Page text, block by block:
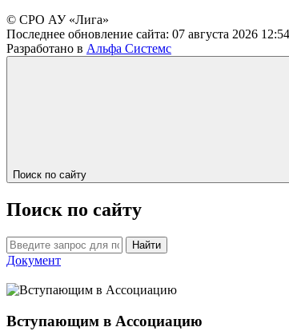
© СРО АУ «Лига»
Последнее обновление сайта: 07 августа 2026
Разработано в Альфа Системс
Поиск по сайту
Поиск по сайту
Найти
Документ
Вступающим в Ассоциацию